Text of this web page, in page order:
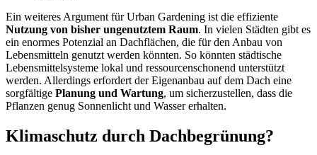
Ein weiteres Argument für Urban Gardening ist die effiziente
Nutzung von bisher ungenutztem Raum. In vielen Städten gibt es
ein enormes Potenzial an Dachflächen, die für den Anbau von
Lebensmitteln genutzt werden könnten. So könnten städtische
Lebensmittelsysteme lokal und ressourcenschonend unterstützt
werden. Allerdings erfordert der Eigenanbau auf dem Dach eine
sorgfältige Planung und Wartung, um sicherzustellen, dass die
Pflanzen genug Sonnenlicht und Wasser erhalten.
Klimaschutz durch Dachbegrünung?